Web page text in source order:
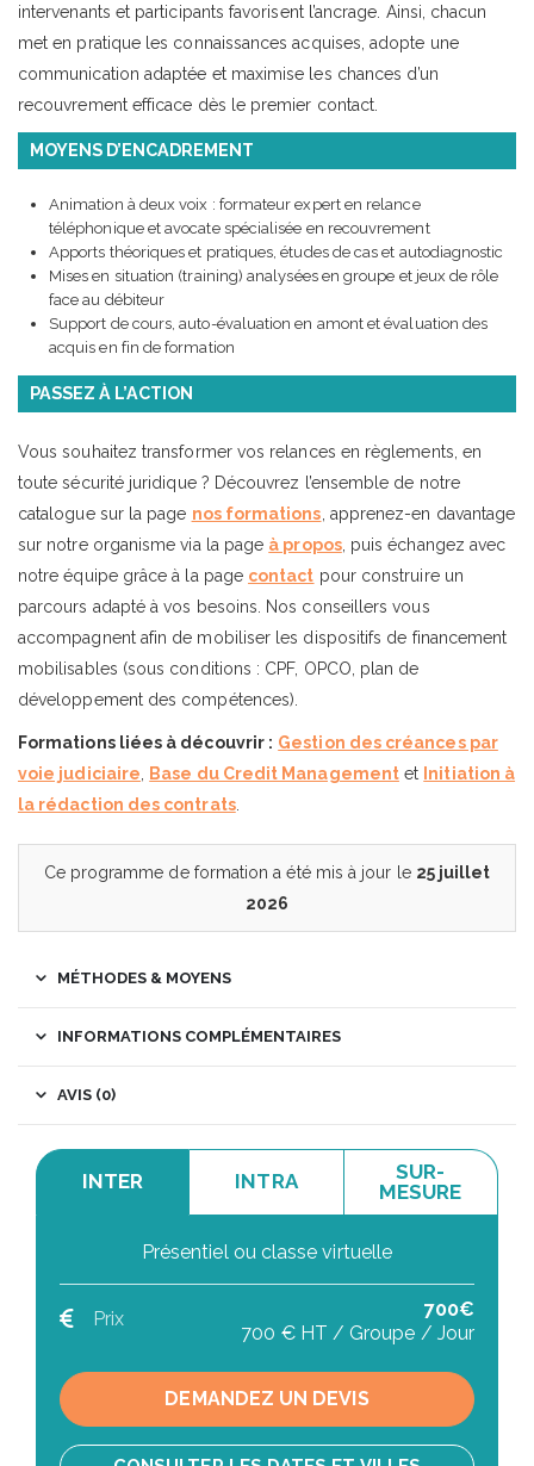
intervenants et participants favorisent l’ancrage. Ainsi, chacun
met en pratique les connaissances acquises, adopte une
communication adaptée et maximise les chances d’un
recouvrement efficace dès le premier contact.
MOYENS D’ENCADREMENT
Animation à deux voix : formateur expert en relance
téléphonique et avocate spécialisée en recouvrement
Apports théoriques et pratiques, études de cas et autodiagnostic
Mises en situation (training) analysées en groupe et jeux de rôle
face au débiteur
Support de cours, auto-évaluation en amont et évaluation des
acquis en fin de formation
PASSEZ À L’ACTION
Vous souhaitez transformer vos relances en règlements, en
toute sécurité juridique ? Découvrez l’ensemble de notre
catalogue sur la page nos formations , apprenez-en davantage
sur notre organisme via la page à propos, puis échangez avec
notre équipe grâce à la page contact pour construire un
parcours adapté à vos besoins. Nos conseillers vous
accompagnent afin de mobiliser les dispositifs de financement
mobilisables (sous conditions : CPF, OPCO, plan de
développement des compétences).
Formations liées à découvrir : Gestion des créances par
voie judiciaire
Base du Credit Managementet Initiation à
la rédaction des contrats.
Ce programme de formation a été mis à jour le 25 juillet
2026
MÉTHODES & MOYENS
INFORMATIONS COMPLÉMENTAIRES
AVIS (0)
INTER INTRA
SUR-
MESURE
Présentiel ou classe virtuelle
Prix
700€
700 € HT / Groupe / Jour
DEMANDEZ UN DEVIS